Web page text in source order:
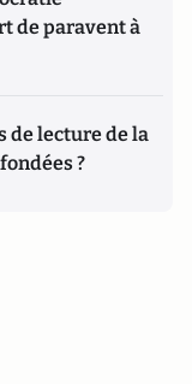
de paravent à
de lecture de la
?